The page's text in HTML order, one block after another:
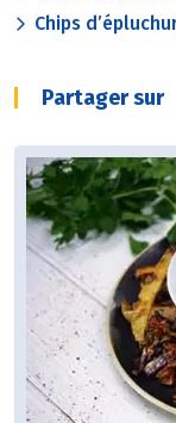
Chips
Partager sur